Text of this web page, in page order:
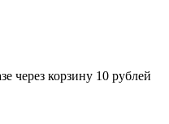
через корзину 10 рублей